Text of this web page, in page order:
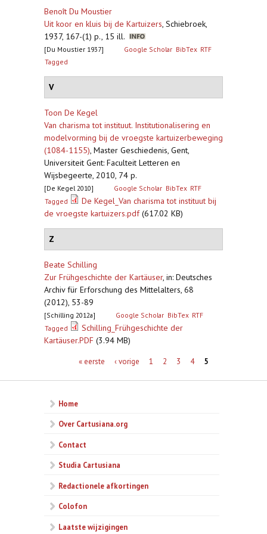
Benoît Du Moustier
Uit koor en kluis bij de Kartuizers, Schiebroek,
1937, 167-(1) p., 15 ill.
[Du Moustier 1937] Google Scholar BibTex RTF
Tagged
V
Toon De Kegel
Van charisma tot instituut. Institutionalisering en
modelvorming bij de vroegste kartuizerbeweging
(1084-1155), Master Geschiedenis, Gent,
Universiteit Gent: Faculteit Letteren en
Wijsbegeerte, 2010, 74 p.
[De Kegel 2010] Google Scholar BibTex RTF
Tagged
De Kegel_Van charisma tot instituut bij
de vroegste kartuizers.pdf(617.02 KB)
Z
Beate Schilling
Zur Frühgeschichte der Kartäuser, in: Deutsches
Archiv für Erforschung des Mittelalters, 68
(2012), 53-89
[Schilling 2012a] Google Scholar BibTex RTF
Tagged
Schilling_Frühgeschichte der
Kartäuser.PDF (3.94 MB)
Pagina's« eerste ‹ vorige 1 2 3 4 5
Home
Over Cartusiana.org
Contact
Studia Cartusiana
Redactionele afkortingen
Colofon
Laatste wijzigingen